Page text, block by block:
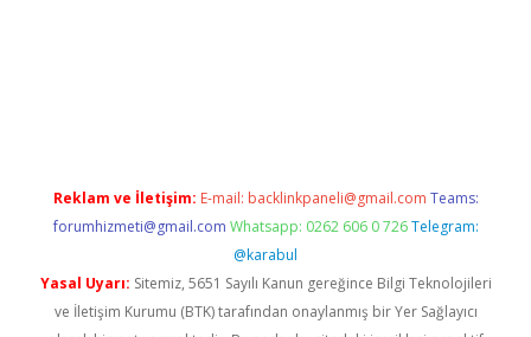
Reklam ve İletişim: E-mail: backlinkpaneli@gmail.com Teams:
forumhizmeti@gmail.com Whatsapp: 0262 606 0 726 Telegram:
@karabul
Yasal Uyarı: Sitemiz, 5651 Sayılı Kanun gereğince Bilgi Teknolojileri
ve İletişim Kurumu (BTK) tarafından onaylanmış bir Yer Sağlayıcı